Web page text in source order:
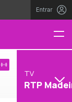
Entrar
TV
RTP